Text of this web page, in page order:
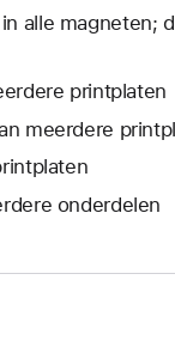
alle magneten;
print­platen
meerdere
onderdelen